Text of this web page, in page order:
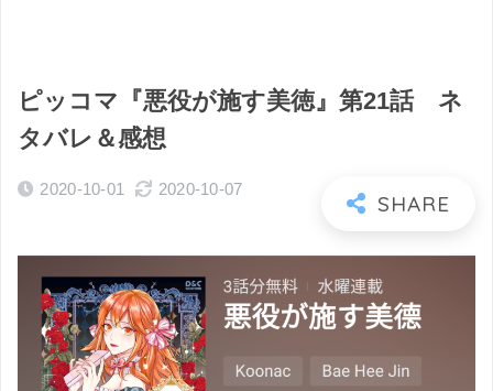
ピッコマ『悪役が施す美徳』第21話 ネ
タバレ＆感想
2020-10-01 2020-10-07